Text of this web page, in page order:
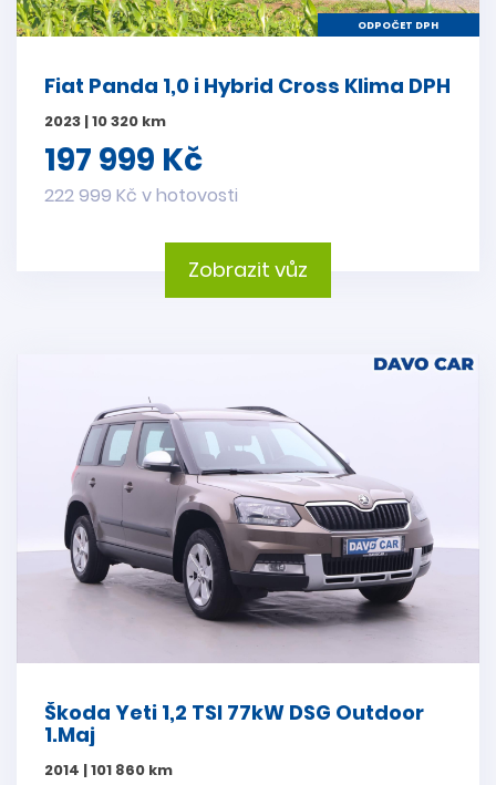
ODPOČET DPH
Fiat Panda 1,0 i Hybrid Cross Klima DPH
2023 | 10 320 km
197 999 Kč
222 999 Kč v hotovosti
Zobrazit vůz
Škoda Yeti 1,2 TSI 77kW DSG Outdoor
1.Maj
2014 | 101 860 km